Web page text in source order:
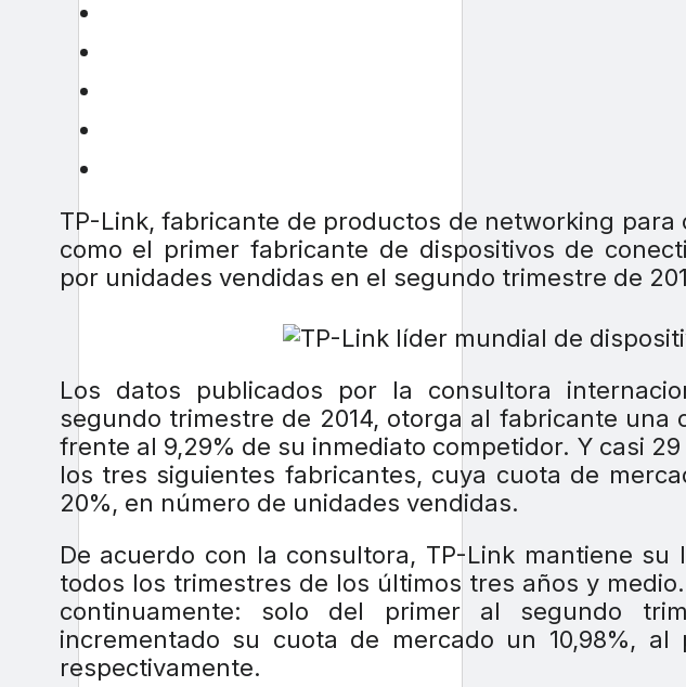
TP-Link, fabricante de productos de networking para
como el primer fabricante de dispositivos de
por unidades vendidas en el segundo trimestre de
Los datos publicados por la consultora
segundo trimestre de 2014, otorga al fabricante una
frente al 9,29% de su inmediato competidor. Y casi
los tres siguientes fabricantes, cuya cuota de
20%, en número de unidades vendidas.
De acuerdo con la consultora, TP-Link mantiene su
todos los trimestres de los últimos tres años y
continuamente: solo del primer al segundo
incrementado su cuota de mercado un 10,98%, al
respectivamente.